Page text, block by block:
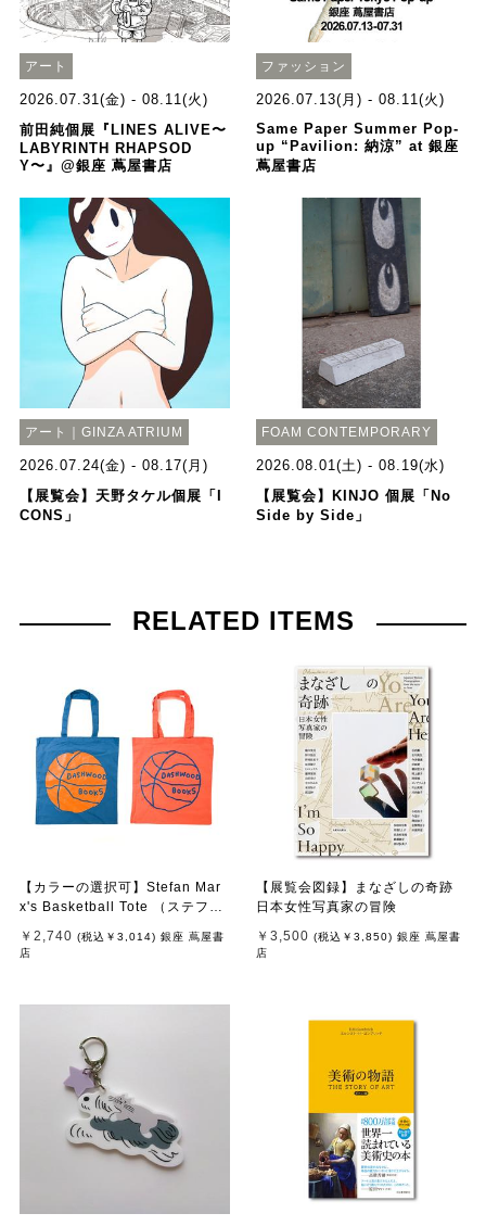
アート
2026.07.31(金) - 08.11(火)
前田純個展『LINES ALIVE〜
LABYRINTH RHAPSOD
Y〜』@銀座 蔦屋書店
ファッション
2026.07.13(月) - 08.11(火)
Same Paper Summer Pop-
up “Pavilion: 納涼” at 銀座
蔦屋書店
アート｜GINZA ATRIUM
2026.07.24(金) - 08.17(月)
【展覧会】天野タケル個展「I
CONS」
FOAM CONTEMPORARY
2026.08.01(土) - 08.19(水)
【展覧会】KINJO 個展「No
Side by Side」
RELATED ITEMS
【カラーの選択可】Stefan Mar
x's Basketball Tote （ステファ
￥2,740 (税込 ￥3,014) 銀座 蔦屋書
店
【展覧会図録】まなざしの奇跡
日本女性写真家の冒険
￥3,500 (税込 ￥3,850) 銀座 蔦屋書
店